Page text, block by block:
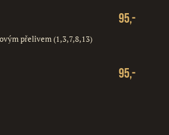
95,-
přelivem (1,3,7,8,13)
95,-